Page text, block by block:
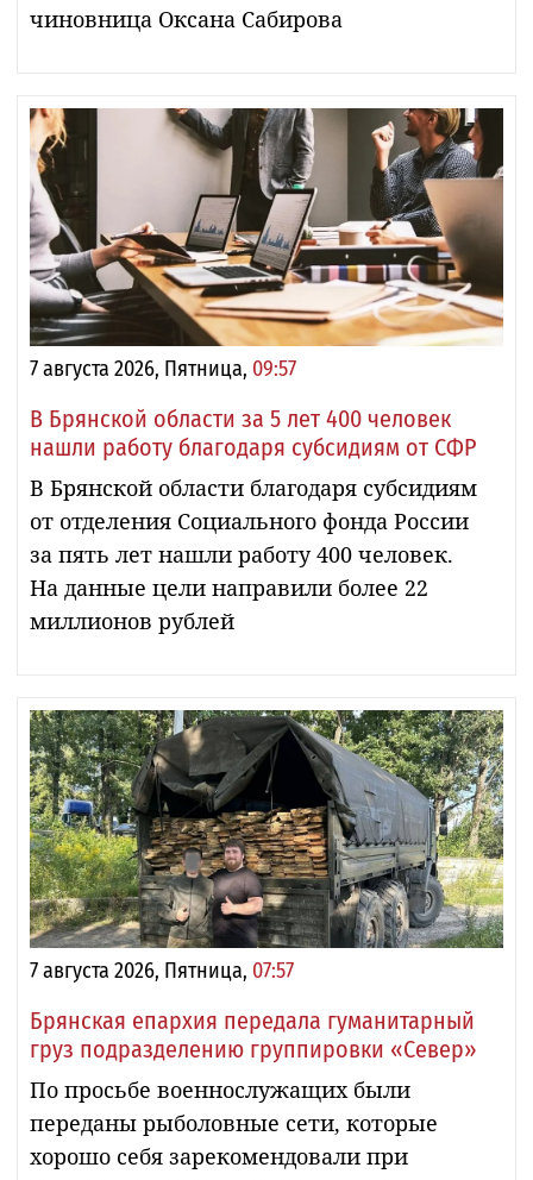
чиновница Оксана Сабирова
7 августа 2026, Пятница, 09:57
В Брянской области за 5 лет 400 человек
нашли работу благодаря субсидиям от СФР
В Брянской области благодаря субсидиям
от отделения Социального фонда России
за пять лет нашли работу 400 человек.
На данные цели направили более 22
миллионов рублей
7 августа 2026, Пятница, 07:57
Брянская епархия передала гуманитарный
груз подразделению группировки «Север»
По просьбе военнослужащих были
переданы рыболовные сети, которые
хорошо себя зарекомендовали при